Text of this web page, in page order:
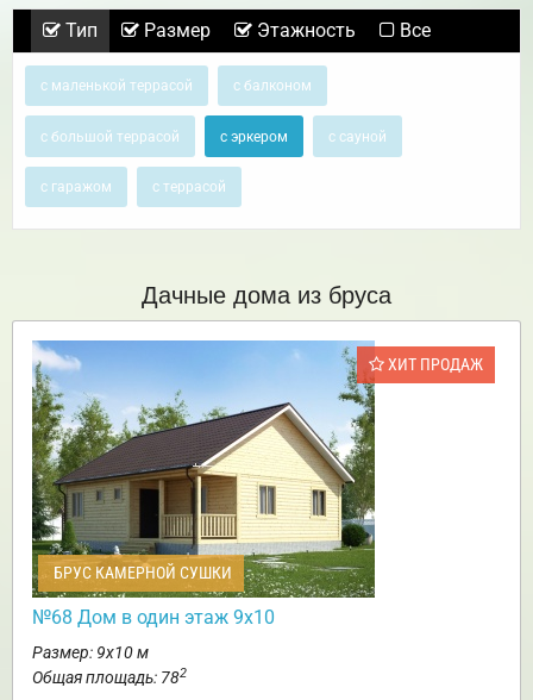
Тип Размер Этажность Все
с маленькой террасой с балконом
с большой террасой с эркером с сауной
с гаражом с террасой
Дачные дома из бруса
ХИТ ПРОДАЖ
БРУС КАМЕРНОЙ СУШКИ
№68 Дом в один этаж 9х10
Размер: 9х10 м
Общая площадь: 782